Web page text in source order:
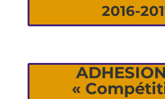
2016-
«